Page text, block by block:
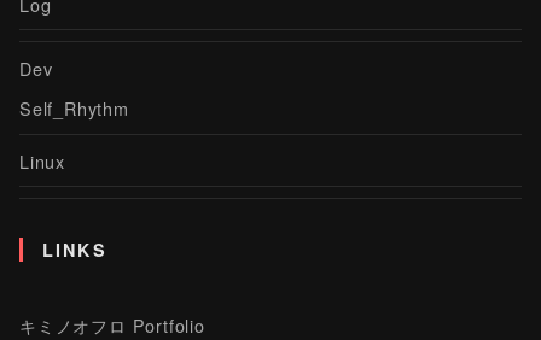
Dev
Self_Rhythm
Linux
LINKS
キミノオフロ Portfolio